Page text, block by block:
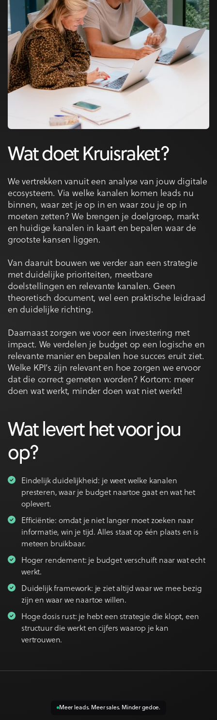
Wat doet Kruisraket?
We vertrekken vanuit een analyse van jouw digitale
ecosysteem. Via welke kanalen komen leads nu
binnen, waar zet je op in en waar zou je op in
moeten zetten? We brengen je doelgroep, markt
en huidige kanalen in kaart en bepalen waar de
grootste kansen liggen.
Van daaruit bouwen we verder aan een strategie
met duidelijke prioriteiten, meetbare
doelstellingen en relevante kanalen. Geen
theoretisch document, wel een praktische leidraad
en duidelijke richting.
Daarnaast zorgen we voor een investering met
impact. We verdelen je budget op een logische en
relevante manier en bepalen hoe succes eruit ziet.
Welke KPI’s zijn relevant en hoe zorgen we ervoor
dat die correct gemeten worden? Kortom: meer
doen wat werkt, minder doen wat niet werkt!
Wat levert het voor jou
op?
Eindelijk duidelijkheid: je weet welke kanalen
presteren, waar je budget naartoe gaat en wat het
oplevert.
Efficiëntie: omdat je niet langer moet zoeken naar
informatie, win je tijd. Alles staat op één plaats en is
meteen bruikbaar.
Hoger rendement: je budget verschuift naar wat echt
werkt.
Duidelijk framework: je ziet altijd waar we mee bezig
zijn en waar we naartoe willen.
Hoge dosis rust: je hebt een strategie die klopt, een
structuur die werkt en cijfers waarop je kan
vertrouwen.
Meer leads. Meer sales. Minder gedoe.